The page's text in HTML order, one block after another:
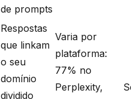
de prompts
Respostas
que linkam
o seu
domínio
dividido
Varia por
plataforma:
77% no
Perplexity,